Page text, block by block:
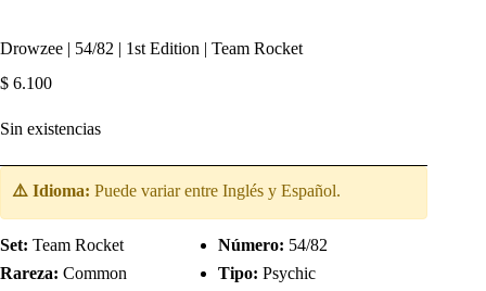
Drowzee | 54/82 | 1st Edition | Team Rocket
$ 6.100
Sin existencias
⚠️ Idioma: Puede variar entre Inglés y Español.
Set: Team Rocket Número: 54/82
Rareza: Common Tipo: Psychic